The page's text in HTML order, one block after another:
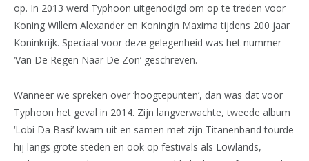
op. In 2013 werd Typhoon uitgenodigd om op te treden voor
Koning Willem Alexander en Koningin Maxima tijdens 200 jaar
Koninkrijk. Speciaal voor deze gelegenheid was het nummer
‘Van De Regen Naar De Zon’ geschreven.
Wanneer we spreken over ‘hoogtepunten’, dan was dat voor
Typhoon het geval in 2014. Zijn langverwachte, tweede album
‘Lobi Da Basi’ kwam uit en samen met zijn Titanenband tourde
hij langs grote steden en ook op festivals als Lowlands,